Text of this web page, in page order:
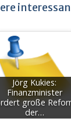
Jörg Kukies:
Finanzminister
große
der…